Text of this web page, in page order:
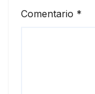
Comentario *